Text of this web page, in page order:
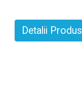
Detalii Produs